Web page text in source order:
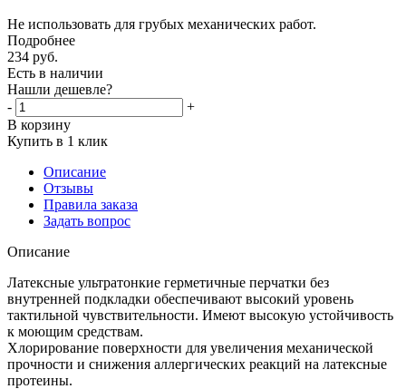
Не использовать для грубых механических работ.
Подробнее
234 руб.
Есть в наличии
Нашли дешевле?
-
+
В корзину
Купить в 1 клик
Описание
Отзывы
Правила заказа
Задать вопрос
Описание
Латексные ультратонкие герметичные перчатки без
внутренней подкладки обеспечивают высокий уровень
тактильной чувствительности. Имеют высокую устойчивость
к моющим средствам.
Хлорирование поверхности для увеличения механической
прочности и снижения аллергических реакций на латексные
протеины.